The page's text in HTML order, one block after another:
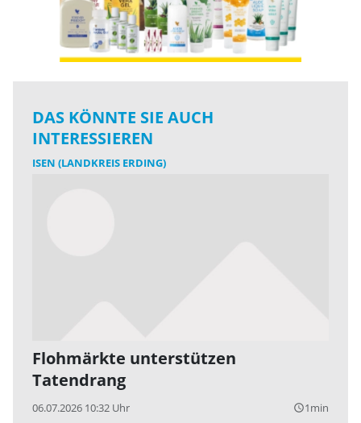
DAS KÖNNTE SIE AUCH
INTERESSIEREN
ISEN (LANDKREIS ERDING)
Flohmärkte unterstützen
Tatendrang
06.07.2026 10:32 Uhr query_builder1min